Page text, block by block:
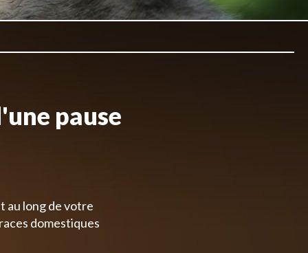
pause
au long de votre
domestiques